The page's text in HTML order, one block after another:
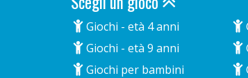
Giochi - età 4 anni
Giochi - età 9 anni
Giochi per bambini